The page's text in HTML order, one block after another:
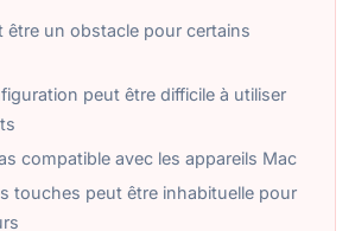
être un obstacle pour certains
peut être difficile à utiliser
compatible avec les appareils Mac
touches peut être inhabituelle pour